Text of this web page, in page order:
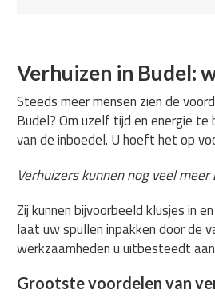
Verhuizen in Budel:
Steeds meer mensen zien de
Budel? Om uzelf tijd en energie
van de inboedel. U hoeft het op
Verhuizers kunnen nog veel
Zij kunnen bijvoorbeeld klusjes in
laat uw spullen inpakken door de
werkzaamheden u uitbesteedt
Grootste voordelen van